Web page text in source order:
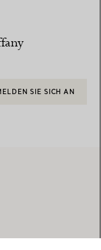
SIE SICH AN